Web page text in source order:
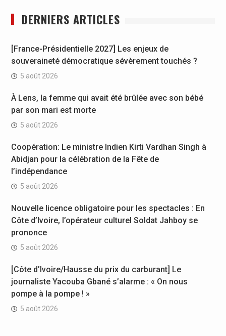
DERNIERS ARTICLES
[France-Présidentielle 2027] Les enjeux de
souveraineté démocratique sévèrement touchés ?
5 août 2026
À Lens, la femme qui avait été brûlée avec son bébé
par son mari est morte
5 août 2026
Coopération: Le ministre Indien Kirti Vardhan Singh à
Abidjan pour la célébration de la Fête de
l’indépendance
5 août 2026
Nouvelle licence obligatoire pour les spectacles : En
Côte d’Ivoire, l’opérateur culturel Soldat Jahboy se
prononce
5 août 2026
[Côte d’Ivoire/Hausse du prix du carburant] Le
journaliste Yacouba Gbané s’alarme : « On nous
pompe à la pompe ! »
5 août 2026